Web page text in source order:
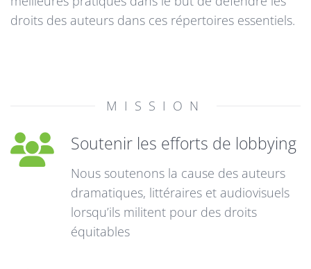
droits des auteurs dans ces répertoires essentiels.
MISSION
Soutenir les efforts de lobbying
Nous soutenons la cause des auteurs
dramatiques, littéraires et audiovisuels
lorsqu’ils militent pour des droits
équitables